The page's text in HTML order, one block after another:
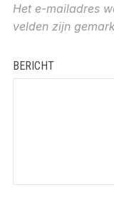
Het e-mailadres
velden zijn
BERICHT